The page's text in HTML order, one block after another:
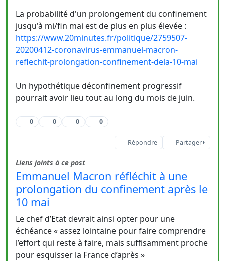
La probabilité d'un prolongement du confinement
jusqu'à mi/fin mai est de plus en plus élevée :
https://www.20minutes.fr/politique/2759507-
20200412-coronavirus-emmanuel-macron-
reflechit-prolongation-confinement-dela-10-mai
Un hypothétique déconfinement progressif
pourrait avoir lieu tout au long du mois de juin.
0 0 0 0
Répondre Partager
Liens joints à ce post
Emmanuel Macron réfléchit à une
prolongation du confinement après le
10 mai
Le chef d’Etat devrait ainsi opter pour une
échéance « assez lointaine pour faire comprendre
l’effort qui reste à faire, mais suffisamment proche
pour esquisser la France d’après »